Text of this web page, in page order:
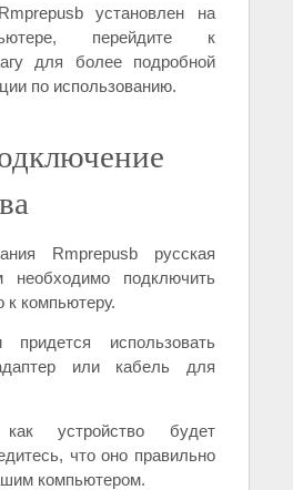
установлен на
перейдите к
для более подробной
по использованию.
Rmprepusb русская
необходимо подключить
к компьютеру.
использовать
или кабель для
устройство будет
что оно правильно
компьютером.